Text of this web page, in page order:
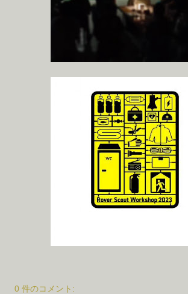
0 件のコメント: